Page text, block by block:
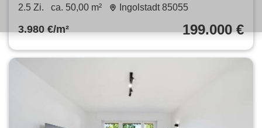
Unterhaunstadt
2.5 Zi. ca. 50,00 m² Ingolstadt 85055
3.980 €/m² 199.000 €